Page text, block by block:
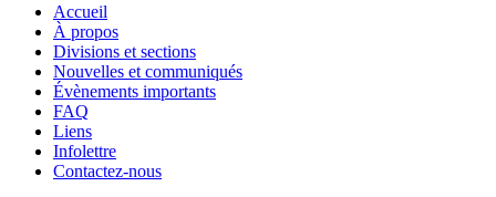
Accueil
À propos
Divisions et sections
Nouvelles et communiqués
Évènements importants
FAQ
Liens
Infolettre
Contactez-nous